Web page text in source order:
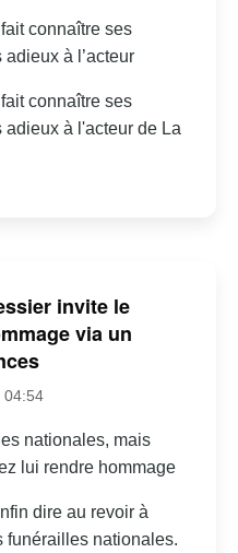
connaître ses
à l’acteur
connaître ses
à l'acteur de La
invite le
via un
04:54
nationales, mais
lui rendre hommage
dire au revoir à
funérailles nationales.